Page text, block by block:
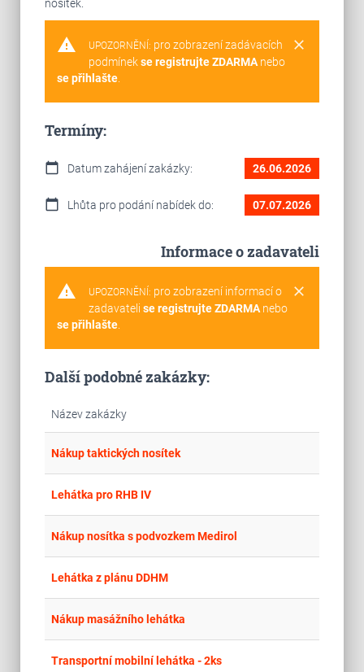
nosítek.
warning clear
UPOZORNĚNÍ: pro zobrazení zadávacích
podmínekse registrujte ZDARMAnebo
se přihlašte.
Termíny:
calendar_today Datum zahájení zakázky: 26.06.2026
calendar_today Lhůta pro podání nabídek do: 07.07.2026
Informace o zadavateli
warning clear
UPOZORNĚNÍ: pro zobrazení informací o
zadavateli se registrujte ZDARMAnebo
se přihlašte.
Další podobné zakázky:
Název zakázky
Nákup taktických nosítek
Lehátka pro RHB IV
Nákup nosítka s podvozkem Medirol
Lehátka z plánu DDHM
Nákup masážního lehátka
Transportní mobilní lehátka - 2ks